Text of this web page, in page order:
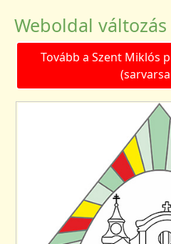
Weboldal változás
Tovább a Szent Miklós